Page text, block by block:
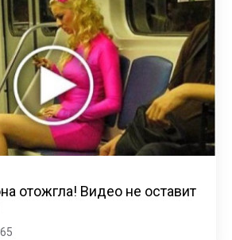
отожгла! Видео не оставит
65